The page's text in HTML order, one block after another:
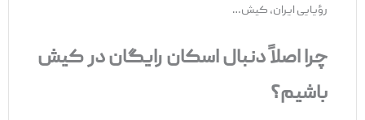
رؤیایی ایران، کیش…
چرا اصلاً دنبال اسکان رایگان در کیش
باشیم؟